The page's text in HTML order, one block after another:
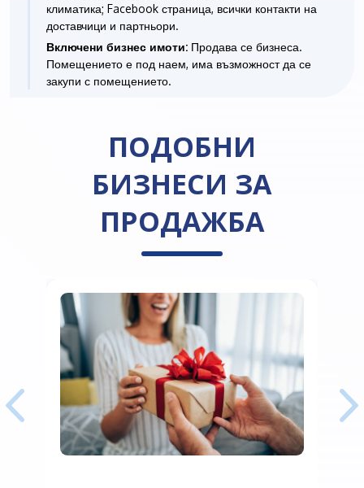
климатика; Facebook страница, всички контакти на
доставчици и партньори.
Включени бизнес имоти: Продава се бизнеса.
Помещението е под наем, има възможност да се
закупи с помещението.
ПОДОБНИ
БИЗНЕСИ ЗА
ПРОДАЖБА